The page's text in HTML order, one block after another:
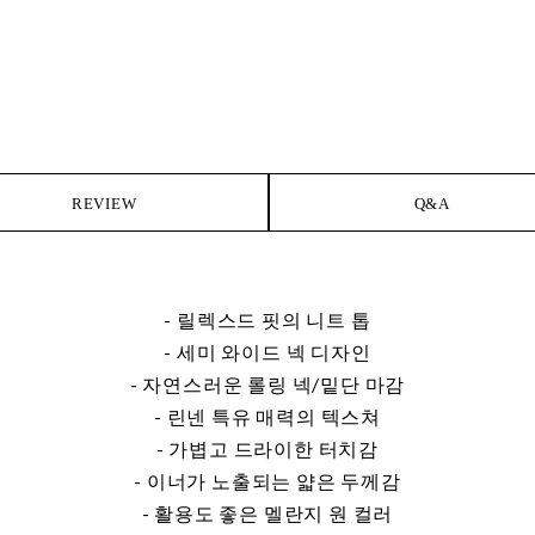
REVIEW Q&A
- 릴렉스드 핏의 니트 톱
- 세미 와이드 넥 디자인
- 자연스러운 롤링 넥/밑단 마감
- 린넨 특유 매력의 텍스쳐
- 가볍고 드라이한 터치감
- 이너가 노출되는 얇은 두께감
- 활용도 좋은 멜란지 원 컬러